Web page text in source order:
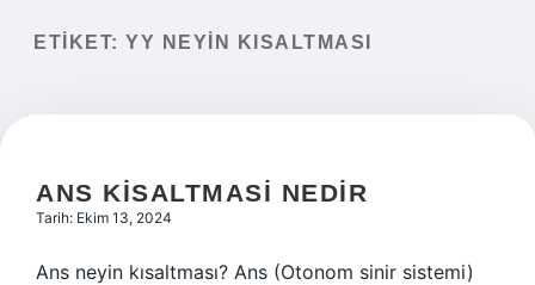
Yasal Uyarı
ETIKET: YY NEYIN KISALTMASI
ANS KISALTMASI NEDIR
Tarih: Ekim 13, 2024
Ans neyin kısaltması? Ans (Otonom sinir sistemi)